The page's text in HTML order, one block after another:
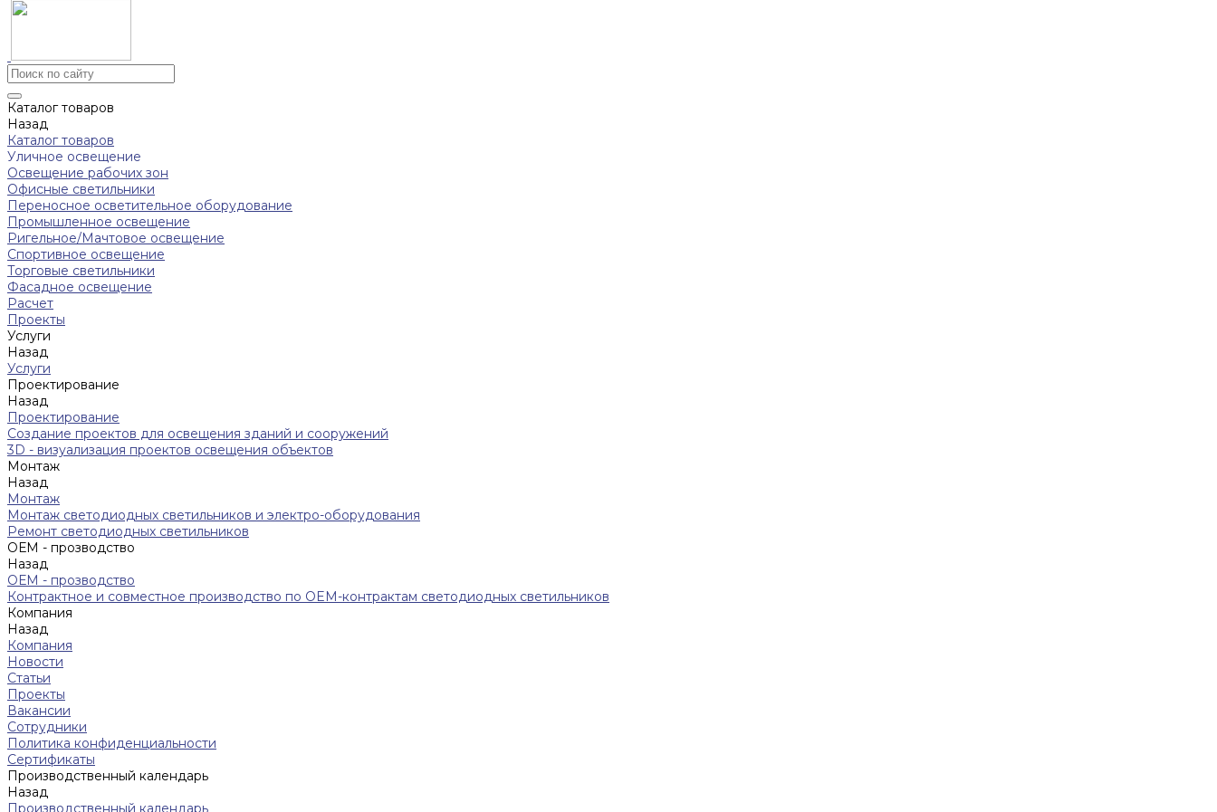
Каталог товаров
Назад
Каталог товаров
Уличное освещение
Освещение рабочих зон
Офисные светильники
Переносное осветительное оборудование
Промышленное освещение
Ригельное/Мачтовое освещение
Спортивное освещение
Торговые светильники
Фасадное освещение
Расчет
Проекты
Услуги
Назад
Услуги
Проектирование
Назад
Проектирование
Создание проектов для освещения зданий и сооружений
3D - визуализация проектов освещения объектов
Монтаж
Назад
Монтаж
Монтаж светодиодных светильников и электро-оборудования
Ремонт светодиодных светильников
ОЕМ - прозводство
Назад
ОЕМ - прозводство
Контрактное и совместное производство по OEM-контрактам светодиодных светильников
Компания
Назад
Компания
Новости
Статьи
Проекты
Вакансии
Сотрудники
Политика конфиденциальности
Сертификаты
Производственный календарь
Назад
Производственный календарь